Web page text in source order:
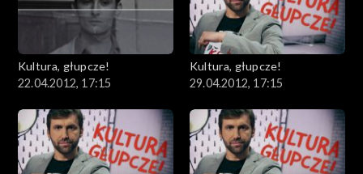
Kultura, głupcze!
22.04.2012, 17:15
Kultura, głupcze!
29.04.2012, 17:15